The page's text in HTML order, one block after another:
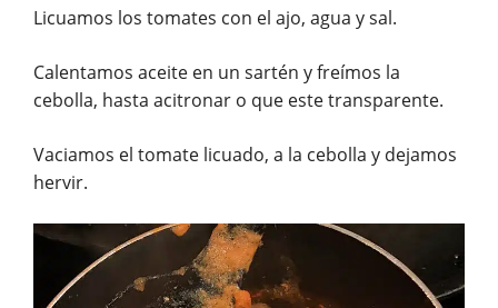
Licuamos los tomates con el ajo, agua y sal.
Calentamos aceite en un sartén y freímos la
cebolla, hasta acitronar o que este transparente.
Vaciamos el tomate licuado, a la cebolla y dejamos
hervir.